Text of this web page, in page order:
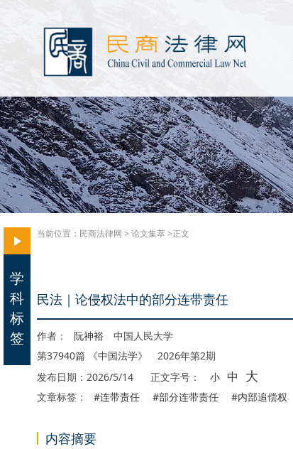
当前位置： 民商法律网 > 论文集萃>正文
民法｜论侵权法中的部分连带责任
作者： 阮神裕 中国人民大学
第37940篇 《中国法学》 2026年第2期
发布日期：2026/5/14
正文字号： 小 中 大
文章标签： #连带责任 #部分连带责任 #内部追偿权
内容摘要
学
科
标
签